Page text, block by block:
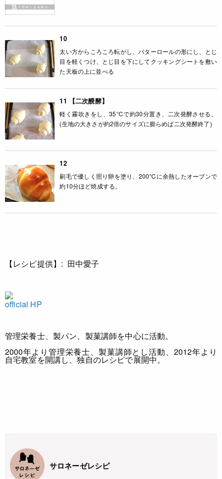
10
太い方からころころ転がし、バターロールの形にし、とじ
目を軽くつけ、とじ目を下にしてクッキングシートを敷い
た天板の上に並べる
11 【二次醗酵】
軽く霧吹きをし、35℃で約30分置き、二次発酵させる。
(生地の大きさが約2倍のサイズに膨らめば二次発酵終了)
12
刷毛で優しく照り卵を塗り、200℃に余熱したオーブンで
約10分ほど焼成する。
【レシピ提供】: 田中愛子
official HP
管理栄養士、製パン、製菓講師を中心に活動。
2000年より管理栄養士、製菓講師とし活動、2012年より
自宅教室を開講し、独自のレシピで展開中。
サロネーゼレシピ